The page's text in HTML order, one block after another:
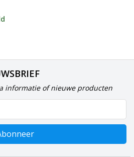
informatie of nieuwe producten